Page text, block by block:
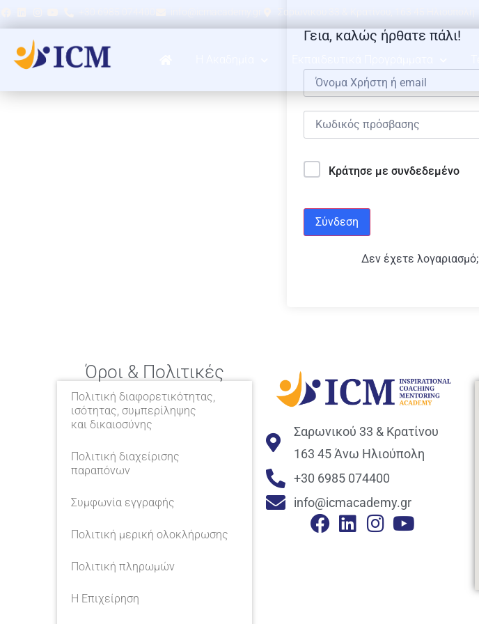
Γεια, καλώς ήρθατε πάλι!
Κράτησε με συνδεδεμένο
Σύνδεση
Δεν έχετε λογαριασμό;
Όροι & Πολιτικές
Πολιτική διαφορετικότητας,
ισότητας, συμπερίληψης
και δικαιοσύνης
Πολιτική διαχείρισης
παραπόνων
Συμφωνία εγγραφής
Πολιτική μερική ολοκλήρωσης
Πολιτική πληρωμών
Η Επιχείρηση
Σαρωνικού 33 & Κρατίνου
163 45 Άνω Ηλιούπολη
+30 6985 074400
info@icmacademy.gr